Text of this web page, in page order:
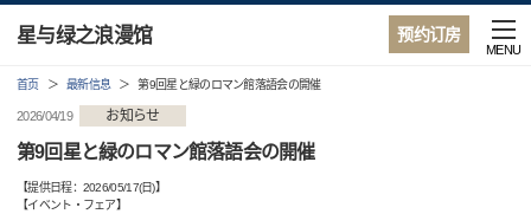
预约订房
星与绿之浪漫馆
MENU
首页 最新信息 第9回星と緑のロマン館落語会の開催
2026/04/19 お知らせ
第9回星と緑のロマン館落語会の開催
【提供日程： 2026/05/17(日)】
【イベント・フェア】